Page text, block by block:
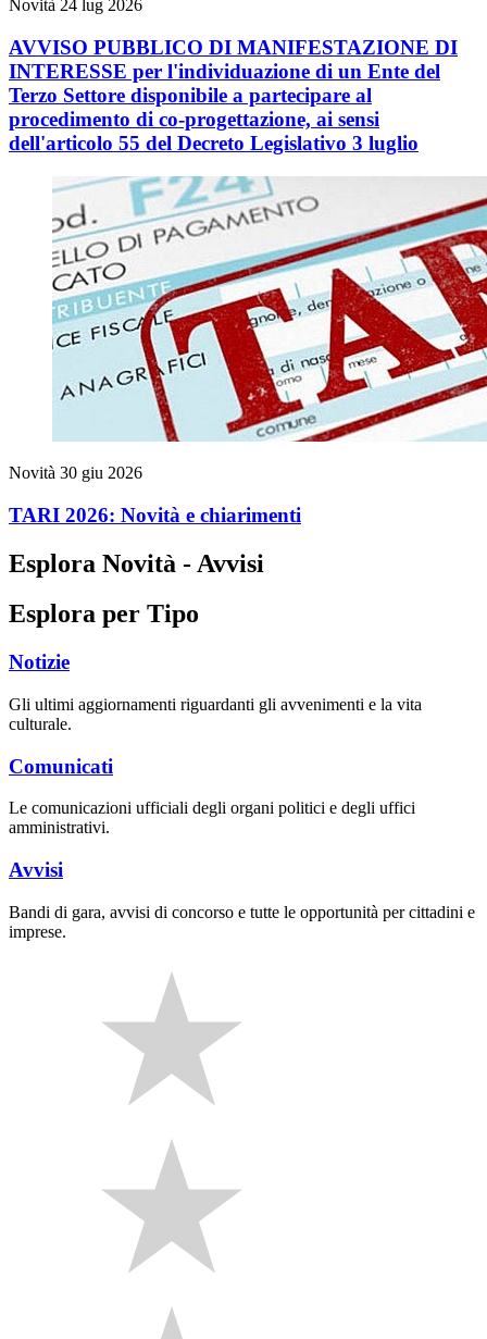
Novità 24 lug 2026
AVVISO PUBBLICO DI MANIFESTAZIONE DI
INTERESSE per l'individuazione di un Ente del
Terzo Settore disponibile a partecipare al
procedimento di co-progettazione, ai sensi
dell'articolo 55 del Decreto Legislativo 3 luglio
Novità 30 giu 2026
TARI 2026: Novità e chiarimenti
Esplora Novità - Avvisi
Esplora per Tipo
Notizie
Gli ultimi aggiornamenti riguardanti gli avvenimenti e la vita
culturale.
Comunicati
Le comunicazioni ufficiali degli organi politici e degli uffici
amministrativi.
Avvisi
Bandi di gara, avvisi di concorso e tutte le opportunità per cittadini e
imprese.